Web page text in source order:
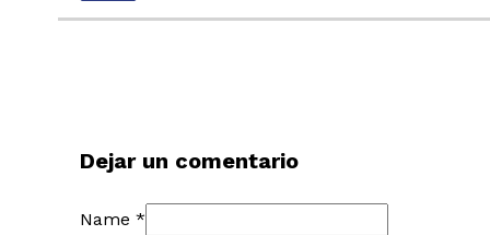
Dejar un comentario
Name *